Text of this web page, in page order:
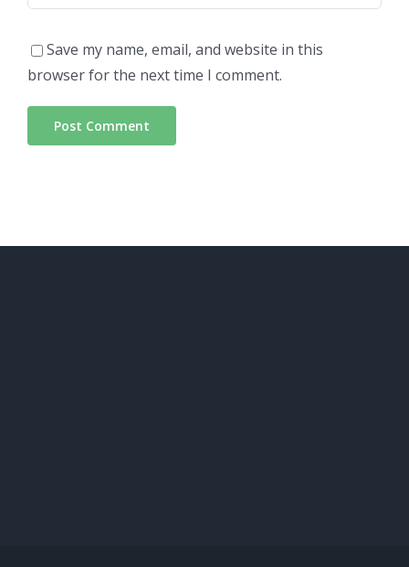
Save my name, email, and website in this
browser for the next time I comment.